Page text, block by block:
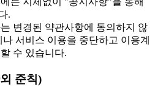
.
변경된 약관사항에 동의하지 않
나 서비스 이용을 중단하고 이용계
수 있습니다.
준칙)